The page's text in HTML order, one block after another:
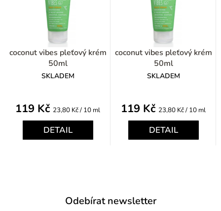
coconut vibes pleťový krém
50ml
SKLADEM
119 Kč Měrná
cena:
23,80 Kč / 10 ml
DETAIL
coconut vibes pleťový krém
50ml
SKLADEM
119 Kč Měrná
cena:
23,80 Kč / 10 ml
DETAIL
Odebírat newsletter